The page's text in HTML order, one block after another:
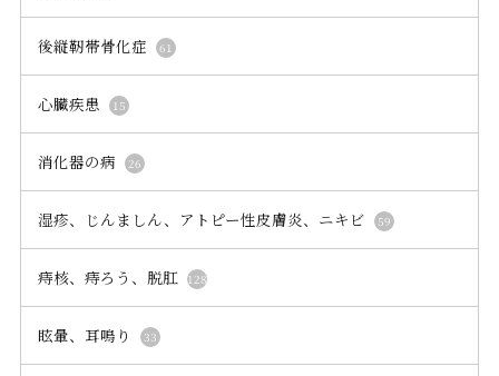
後縦靭帯骨化症 61
心臓疾患 15
消化器の病 26
湿疹、じんましん、アトピー性皮膚炎、ニキビ 59
痔核、痔ろう、脱肛 128
眩暈、耳鳴り 33